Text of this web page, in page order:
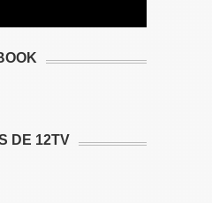
DE 12TV